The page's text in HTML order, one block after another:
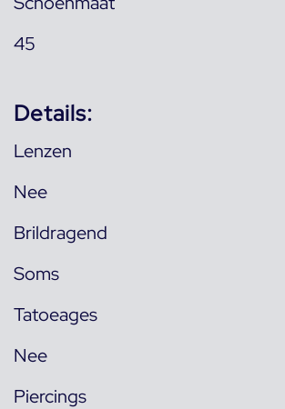
45
Details:
Lenzen
Nee
Brildragend
Soms
Tatoeages
Nee
Piercings